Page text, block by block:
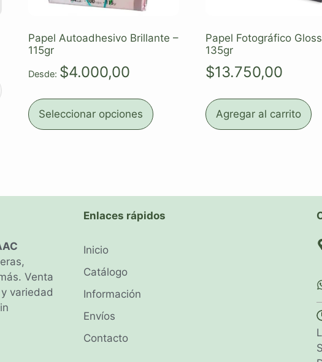
Papel Autoadhesivo Brillante –
115gr
Desde: $4.000,00
Seleccionar opciones
Papel Fotográfico
135gr
$13.750,00
Agregar al carrito
Venta
variedad
Enlaces rápidos
Inicio
Catálogo
Información
Envíos
Contacto